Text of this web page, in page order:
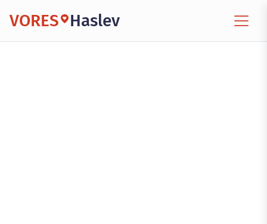
VORES Haslev